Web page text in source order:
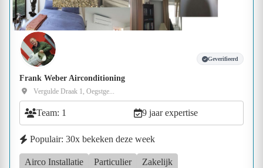
Geverifieerd
Frank Weber Airconditioning
Vergulde Draak 1, Oegstge...
Team: 1 9 jaar expertise
Populair: 30x bekeken deze week
Airco Installatie Particulier Zakelijk